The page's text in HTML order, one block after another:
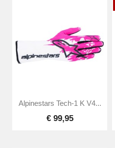
Alpinestars Tech-1 K V4...
€ 99,95